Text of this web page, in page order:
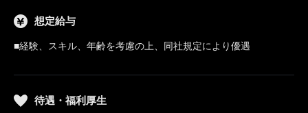
想定給与
■経験、スキル、年齢を考慮の上、同社規定により優遇
待遇・福利厚生